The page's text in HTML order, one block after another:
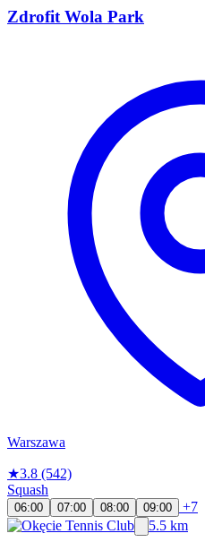
Zdrofit Wola Park
Warszawa
★3.8 (542)
Squash
06:00 07:00 08:00 09:00
+7
5.5 km